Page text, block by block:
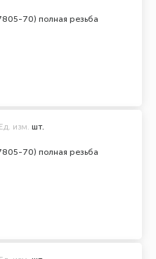
70) полная резьба
70) полная резьба
Ед. изм. шт.